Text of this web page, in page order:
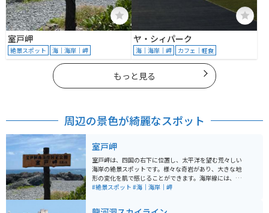
室戸岬
絶景スポット 海｜海岸｜岬
ヤ・シィパーク
海｜海岸｜岬 カフェ｜軽食
もっと見る
周辺の景色が綺麗なスポット
室戸岬
室戸岬は、四国の右下に位置し、太平洋を望む荒々しい
海岸の絶景スポットです。様々な奇岩があり、大きな地
形の変化を肌で感じることができます。海岸線には、直
接降りることもできます。また、中岡慎太郎の大きな銅
#絶景スポット #海｜海岸｜岬